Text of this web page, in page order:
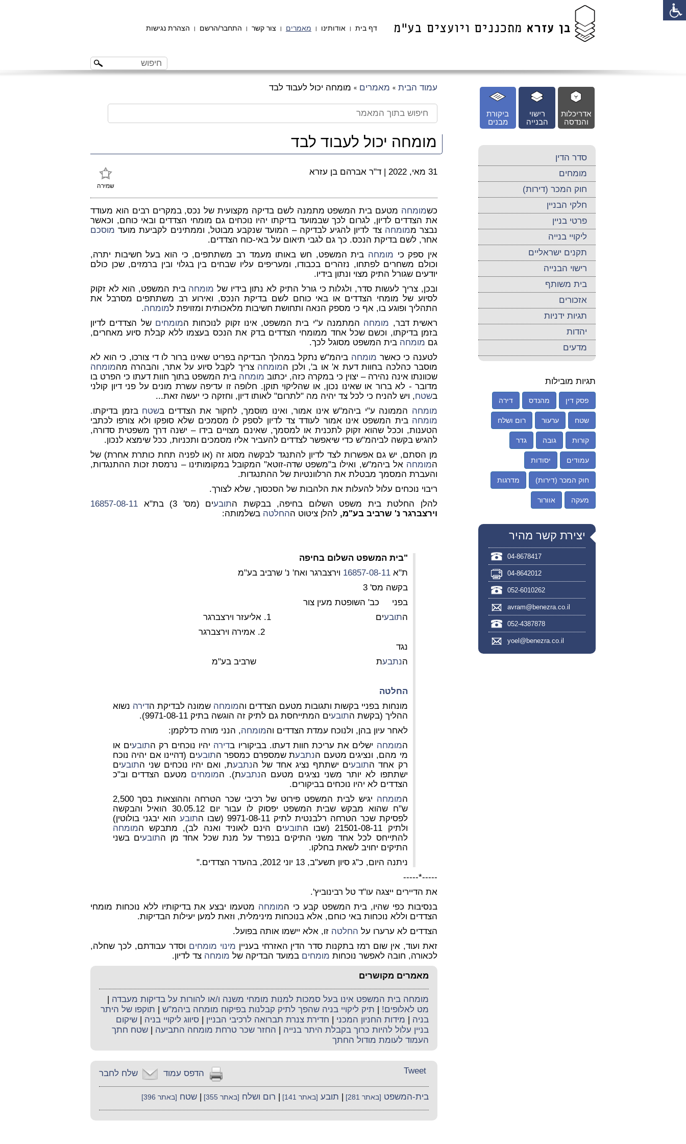
דף בית | אודותינו | מאמרים | צור קשר | התחבר/הרשם | הצהרת נגישות
עמוד הבית » מאמרים » מומחה יכול לעבוד לבד
מומחה יכול לעבוד לבד
שמירה
31 מאי, 2022 | ד"ר אברהם בן עזרא
כשמומחה מטעם בית המשפט מתמנה לשם בדיקה מקצועית של נכס, במקרים רבים הוא מעודד
את הצדדים לדיון, לגרום לכך שבמועד בדיקתו יהיו נוכחים גם מומחי הצדדים ובאי כוחם, וכאשר
נבצר ממומחה צד לדיון להגיע לבדיקה – המועד שנקבע מבוטל, וממתינים לקביעת מועד מוסכם
אחר, לשם בדיקת הנכס. כך גם לגבי תיאום על באי-כוח הצדדים.
אין ספק כי מומחה בית המשפט, חש באותו מעמד רב משתתפים, כי הוא בעל חשיבות יתרה,
וכולם משחרים לפתחו, נזהרים בכבודו, ומעריפים עליו שבחים בין בגלוי ובין ברמזים, שכן כולם
יודעים שגורל התיק מצוי ונתון בידיו.
ובכן, צריך לעשות סדר, ולגלות כי גורל התיק לא נתון בידיו של מומחה בית המשפט, הוא לא זקוק
לסיוע של מומחי הצדדים או באי כוחם לשם בדיקת הנכס, ואירוע רב משתתפים מסרבל את
התהליך ופוגע בו, אף כי מספק הנאה ותחושת חשיבות מלאכותית ומזויפת למומחה.
ראשית דבר, מומחה המתמנה ע"י בית המשפט, אינו זקוק לנוכחות המומחים של הצדדים לדיון
בזמן בדיקתו, וכשם שכל אחד ממומחי הצדדים בדק את הנכס בעצמו ללא קבלת סיוע מאחרים,
גם מומחה בית המשפט מסוגל לכך.
לטענה כי כאשר מומחה ביהמ"ש נתקל במהלך הבדיקה בפריט שאינו ברור לו די צורכו, כי הוא לא
מוסבר כהלכה בחוות דעת א' או ב', ולכן המומחה צריך לקבל סיוע על אתר, והבהרה מהמומחה
שכוונתו אינה נהירה – יצוין כי במקרה כזה, יכתוב מומחה בית המשפט בתוך חוות דעתו כי הפרט בו
מדובר - לא ברור או שאינו נכון, או שהליקוי תוקן. חלופה זו עדיפה עשרת מונים על פני דיון קולני
בשטח, ויש להניח כי לכל צד יהיה מה "לתרום" לאותו דיון, וחזקה כי יעשה זאת...
מומחה הממונה ע"י ביהמ"ש אינו אמור, ואינו מוסמך, לחקור את הצדדים בשטח בזמן בדיקתו.
מומחה בית המשפט אינו אמור לעודד צד לדיון לספק לו מסמכים שלא סופקו ולא צורפו לכתבי
הטענות, וככל שהוא זקוק לתכנית או למסמך, שאינם מצויים בידו – ישנה דרך משפטית סדורה,
להגיש בקשה לביהמ"ש כדי שיאפשר לצדדים להעביר אליו מסמכים ותכניות, ככל שימצא לנכון.
מן הסתם, יש גם אפשרות לצד לדיון להתנגד לבקשה מסוג זה (או לפניה תחת כותרת אחרת) של
המומחה אל ביהמ"ש, ואילו ב"משפט שדה-זוטא" המקובל במקומותינו – נרמסת זכות ההתנגדות,
והעברת המסמך מבטלת את הרלוונטיות של ההתנגדות.
ריבוי נוכחים עלול להעלות את הלהבות של הסכסוך, שלא לצורך.
להלן החלטת בית משפט השלום בחיפה, בבקשת התובעים (מס' 3) בת"א
16857-08-11
וירצברגר נ' שרביב בע"מ, להלן ציטוט ההחלטה בשלמותה:
"בית המשפט השלום בחיפה
ת"א16857-08-11 וירצברגר ואח' נ' שרביב בע"מ
בקשה מס' 3
בפני כב' השופטת מעין צור
התובעים 1. אליעזר וירצברגר
2. אמירה וירצברגר
נגד
הנתבעת שרביב בע"מ
החלטה
מונחות בפניי בקשות ותגובות מטעם הצדדים והמומחה שמונה לבדיקת הדירה נשוא
ההליך (בקשת התובעים המתייחסת גם לתיק זה הוגשה בתיק 9971-08-11).
לאחר עיון בהן, ולנוכח עמדת הצדדים והמומחה, הנני מורה כדלקמן:
המומחה ישלים את עריכת חוות דעתו. בביקוריו בדירה יהיו נוכחים רק התובעים או
מי מהם, ונציגים מטעם הנתבעת שמספרם כמספר התובעים (דהיינו אם יהיה נוכח
רק אחד התובעים ישתתף נציג אחד של הנתבעת, ואם יהיו נוכחים שני התובעים
ישתתפו לא יותר משני נציגים מטעם הנתבעת). המומחים מטעם הצדדים וב"כ
הצדדים לא יהיו נוכחים בביקורים.
המומחה
יגיש לבית המשפט פירוט של רכיבי שכר הטרחה וההוצאות בסך 2,500
ש"ח שהוא מבקש שבית המשפט יפסוק לו עבור יום 30.05.12 הואיל והבקשה
לפסיקת שכר הטרחה רלבנטית לתיק 9971-08-11 (שבו ה
תובע הוא יבגני בולוטין)
ולתיק 21501-08-11 (שבו ה
תובעים הינם לאוניד ואנה לב), מתבקש המומחה
להתייחס לכל אחד משני התיקים בנפרד על מנת שכל אחד מן התובעים בשני
התיקים יחויב לשאת בחלקו.
ניתנה היום, כ"ג סיון תשע"ב, 13 יוני 2012, בהעדר הצדדים."
-----*-----
את הדיירים ייצגה עו"ד טל רבינוביץ'.
בנסיבות כפי שהיו, בית המשפט קבע כי המומחה מטעמו יבצע את בדיקותיו ללא נוכחות מומחי
הצדדים וללא נוכחות באי כוחם, אלא בנוכחות מינימלית, וזאת למען יעילות הבדיקות.
הצדדים לא ערערו על החלטה זו, אלא יישמו אותה בפועל.
זאת ועוד, אין שום רמז בתקנות סדר הדין האזרחי בעניין מינוי מומחים וסדר עבודתם, לכך שחלה,
לכאורה, חובה לאפשר נוכחות מומחים במועד הבדיקה של מומחה צד לדיון.
מאמרים מקושרים
מומחה בית המשפט אינו בעל סמכות למנות מומחי משנה ו/או להורות על בדיקות מעבדה |
מט לאלופים! | תיק ליקויי בניה שהפך לתיק קבלנות בפיקוח מומחה ביהמ"ש | תוקפו של היתר
בניה | מידות החניון המכני | חדירת צנרת תברואה לרכיבי הבניין | סיווג ליקויי בניה | שיקום
בניין עלול להיות כרוך בקבלת היתר בנייה | החזר שכר טרחת מומחה התביעה | שטח חתך
העמוד לעומת מודול החתך
שלח לחבר הדפס עמוד Tweet
בית-המשפט [באתר 281] | תובע [באתר 141] | רום ושלח [באתר 355] | שטח [באתר 396]
ביקורת
מבנים
רישוי
הבנייה
אדריכלות
והנדסה
סדר הדין
מומחים
חוק המכר (דירות)
חלקי הבניין
פרטי בניין
ליקויי בנייה
תקנים ישראליים
רישוי הבנייה
בית משותף
אזכורים
תגיות ידניות
יהדות
מדעים
תגיות מובילות
פסק דין מהנדס דירה
שטח ערעור רום ושלח
קורות גובה גדר
עמודים יסודות
חוק המכר (דירות) מדרגות
מעקה אוורור
יצירת קשר מהיר
04-8678417
04-8642012
052-6010262
avram@benezra.co.il
052-4387878
yoel@benezra.co.il